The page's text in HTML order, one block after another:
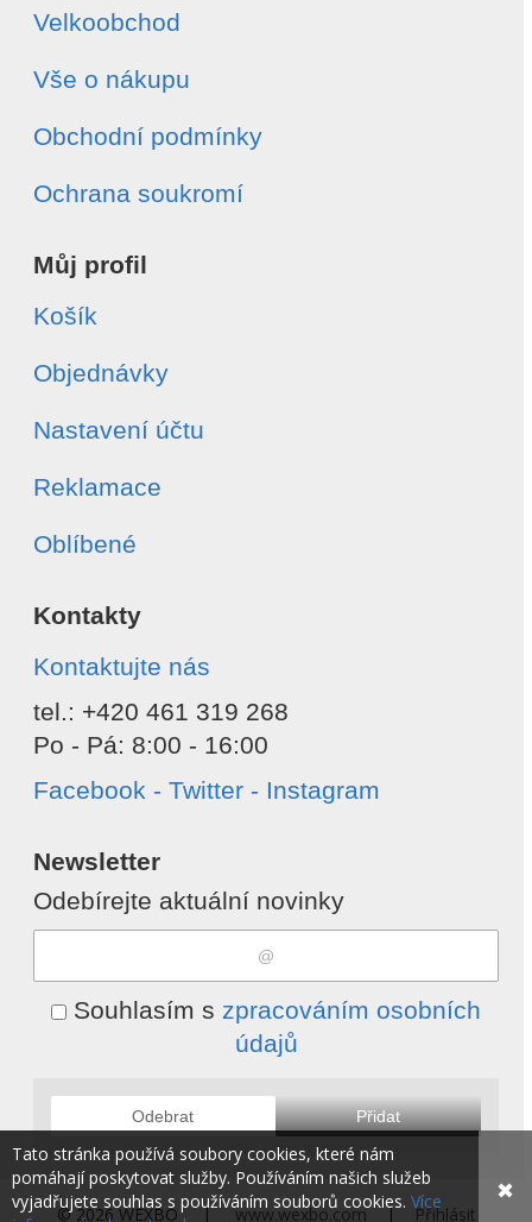
Velkoobchod
Vše o nákupu
Obchodní podmínky
Ochrana soukromí
Můj profil
Košík
Objednávky
Nastavení účtu
Reklamace
Oblíbené
Kontakty
Kontaktujte nás
tel.: +420 461 319 268
Po - Pá: 8:00 - 16:00
Facebook - Twitter - Instagram
Newsletter
Odebírejte aktuální novinky
Souhlasím s zpracováním osobních
údajů
Odebrat Přidat
© 2026 WEXBO |www.wexbo.com| Přihlásit
Tato stránka používá soubory cookies, které nám
pomáhají poskytovat služby. Používáním našich služeb
vyjadřujete souhlas s používáním souborů cookies. Více
✖